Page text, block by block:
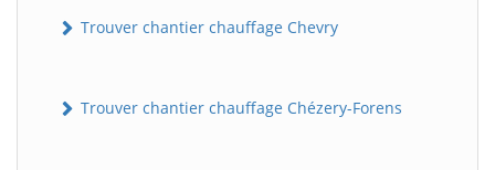
Trouver chantier chauffage Chevry
Trouver chantier chauffage Chézery-Forens